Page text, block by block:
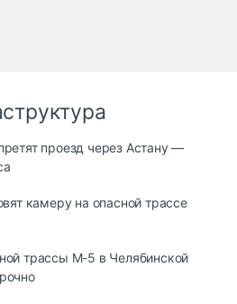
проезд через Астану —
камеру на опасной трассе
трассы М-5 в Челябинской